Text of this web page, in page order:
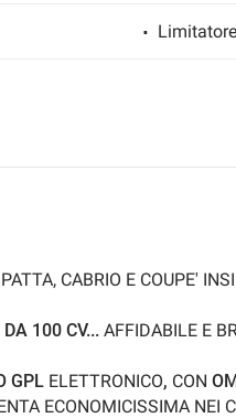
CABRIO E COUPE'
DA 100 CV... AFFIDABILE E
GPL ELETTRONICO, CON
ECONOMICISSIMA NEI